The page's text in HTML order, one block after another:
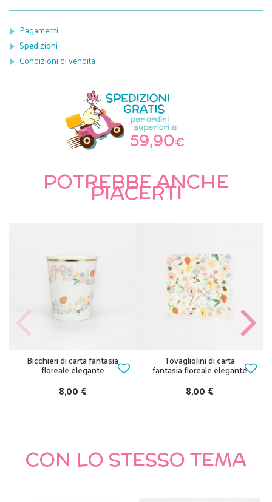
Pagamenti
Spedizioni
Condizioni di vendita
POTREBBE ANCHE
PIACERTI
Bicchieri di carta fantasia
floreale elegante
8,00 €
Tovagliolini di carta
fantasia floreale elegante
8,00 €
CON LO STESSO TEMA